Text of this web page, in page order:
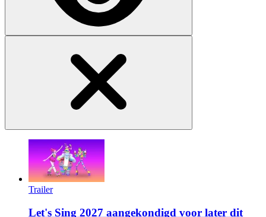
Trailer
Let's Sing 2027 aangekondigd voor later dit